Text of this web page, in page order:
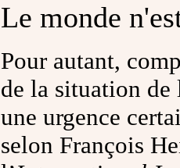
Le monde
Pour autant,
de la situation de
une urgence
selon François